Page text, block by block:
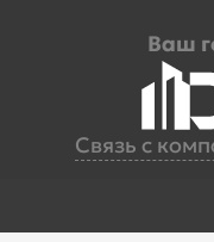
Ваш
Связь с